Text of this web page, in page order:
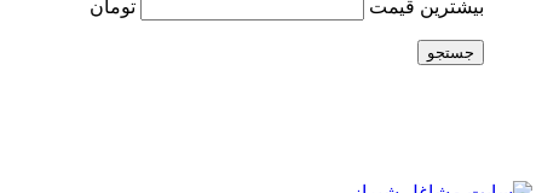
بیشترین قیمت تومان
جستجو